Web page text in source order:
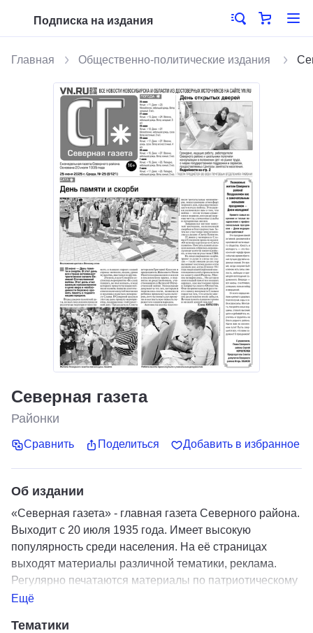
Подписка на издания
Главная Общественно-политические издания
Северная газета
Районки
Сравнить Поделиться Добавить в избранное
Об издании
«Северная газета» - главная газета Северного района.
Выходит с 20 июля 1935 года. Имеет высокую
популярность среди населения. На её страницах
выходят материалы различной тематики, реклама.
Регулярно печатаются материалы по патриотическому
воспитанию, краеведению, о судьбах земляков, о
Ещё
Тематики